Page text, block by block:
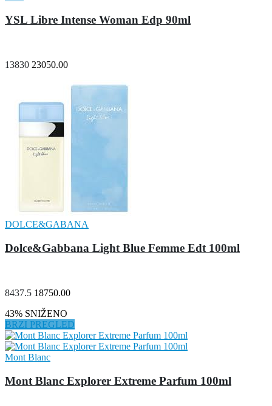
YSL Libre Intense Woman Edp 90ml
13830 23050.00
DOLCE&GABANA
Dolce&Gabbana Light Blue Femme Edt 100ml
8437.5 18750.00
43% SNIŽENO
BRZI PREGLED
Mont Blanc
Mont Blanc Explorer Extreme Parfum 100ml